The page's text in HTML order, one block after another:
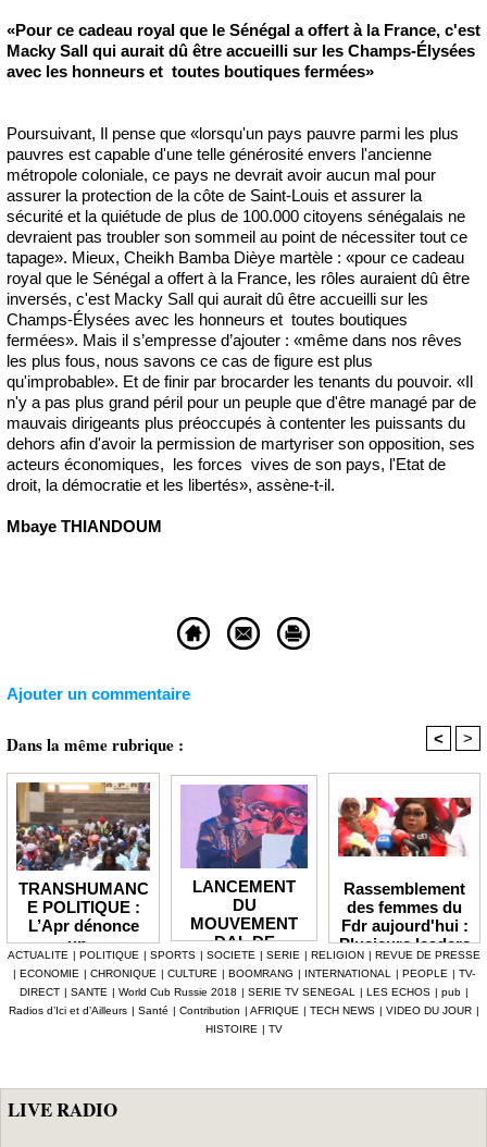
«Pour ce cadeau royal que le Sénégal a offert à la France, c'est
Macky Sall qui aurait dû être accueilli sur les Champs-Élysées
avec les honneurs et toutes boutiques fermées»
Poursuivant, Il pense que «lorsqu'un pays pauvre parmi les plus
pauvres est capable d'une telle générosité envers l'ancienne
métropole coloniale, ce pays ne devrait avoir aucun mal pour
assurer la protection de la côte de Saint-Louis et assurer la
sécurité et la quiétude de plus de 100.000 citoyens sénégalais ne
devraient pas troubler son sommeil au point de nécessiter tout ce
tapage». Mieux, Cheikh Bamba Dièye martèle : «pour ce cadeau
royal que le Sénégal a offert à la France, les rôles auraient dû être
inversés, c'est Macky Sall qui aurait dû être accueilli sur les
Champs-Élysées avec les honneurs et toutes boutiques
fermées». Mais il s’empresse d’ajouter : «même dans nos rêves
les plus fous, nous savons ce cas de figure est plus
qu'improbable». Et de finir par brocarder les tenants du pouvoir. «Il
n'y a pas plus grand péril pour un peuple que d'être managé par de
mauvais dirigeants plus préoccupés à contenter les puissants du
dehors afin d'avoir la permission de martyriser son opposition, ses
acteurs économiques, les forces vives de son pays, l'Etat de
droit, la démocratie et les libertés», assène-t-il.
Mbaye THIANDOUM
Ajouter un commentaire
Dans la même rubrique : < >
TRANSHUMANC
E POLITIQUE :
L’Apr dénonce
un «
détournement de
la volonté
populaire » et
réclame une
LANCEMENT
DU
MOUVEMENT
DAL DE
BABACAR
MBENGUE :
Aldiouma Sow
«drague» le
maire de Hann
Rassemblement
des femmes du
Fdr aujourd'hui :
Plusieurs leaders
de l'opposition
annoncés
ACTUALITE | POLITIQUE | SPORTS | SOCIETE | SERIE | RELIGION | REVUE DE PRESSE
| ECONOMIE | CHRONIQUE | CULTURE | BOOMRANG | INTERNATIONAL | PEOPLE | TV-
DIRECT | SANTE | World Cub Russie 2018 | SERIE TV SENEGAL | LES ECHOS | pub |
Radios d’Ici et d’Ailleurs | Santé | Contribution | AFRIQUE | TECH NEWS | VIDEO DU JOUR |
HISTOIRE | TV
LIVE RADIO